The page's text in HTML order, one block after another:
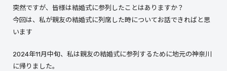
突然ですが、皆様は結婚式に参列したことはありますか？
今回は、私が親友の結婚式に列席した時についてお話できればと思
います
2024年11月中旬、私は親友の結婚式に参列するために地元の神奈川
に帰りました。